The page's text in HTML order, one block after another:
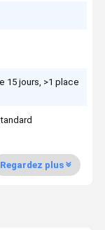
15 jours, >1 place
Regardez plus